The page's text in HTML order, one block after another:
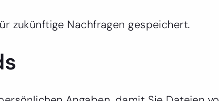
zukünftige Nachfragen gespeichert.